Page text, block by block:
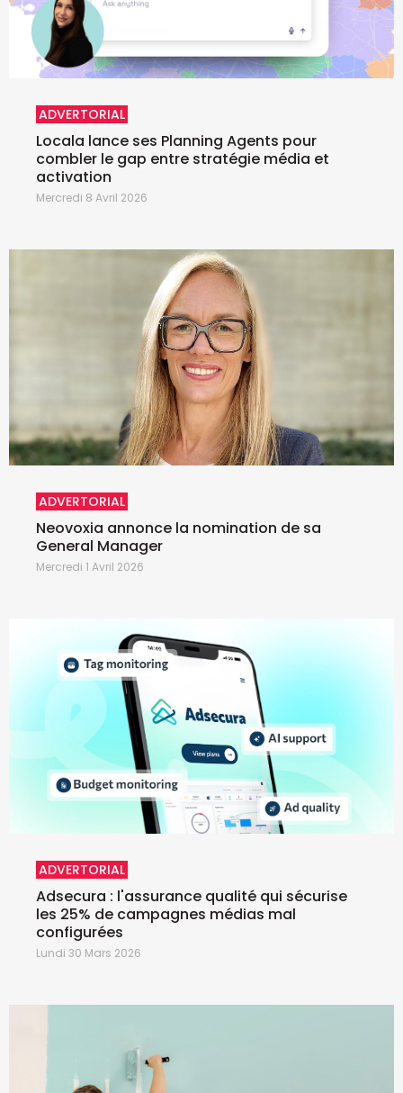
ADVERTORIAL
Locala lance ses Planning Agents pour
combler le gap entre stratégie média et
activation
Mercredi 8 Avril 2026
ADVERTORIAL
Neovoxia annonce la nomination de sa
General Manager
Mercredi 1 Avril 2026
ADVERTORIAL
Adsecura : l'assurance qualité qui sécurise
les 25% de campagnes médias mal
configurées
Lundi 30 Mars 2026